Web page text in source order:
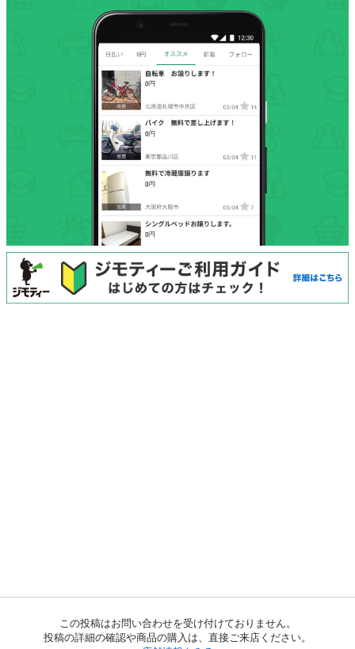
この投稿はお問い合わせを受け付けておりません。
投稿の詳細の確認や商品の購入は、直接ご来店ください。